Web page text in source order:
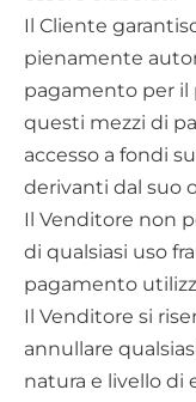
Il Cliente
pienamente
pagamento per il
questi mezzi di
accesso a fondi
derivanti dal suo
Il Venditore non
di qualsiasi uso
pagamento
Il Venditore si
annullare
natura e livello di